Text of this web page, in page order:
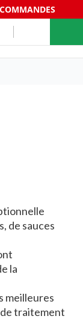
de sauces
la
meilleures
traitement